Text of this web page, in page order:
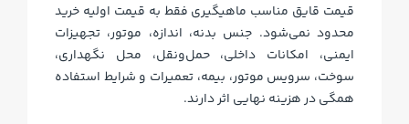
قیمت قایق مناسب ماهیگیری فقط به قیمت اولیه خرید
محدود نمی‌شود. جنس بدنه، اندازه، موتور، تجهیزات
ایمنی، امکانات داخلی، حمل‌ونقل، محل نگهداری،
سوخت، سرویس موتور، بیمه، تعمیرات و شرایط استفاده
همگی در هزینه نهایی اثر دارند.